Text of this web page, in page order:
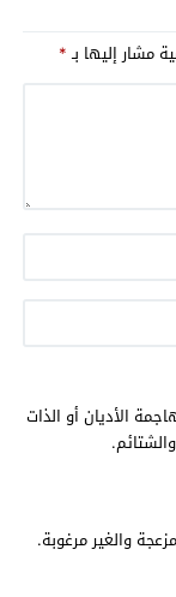
مشار إليها بـ*
الأديان أو الذات